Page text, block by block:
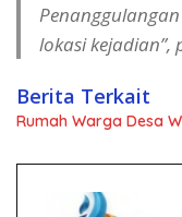
lokasi kejadian”,
Berita Terkait
Rumah Warga Desa